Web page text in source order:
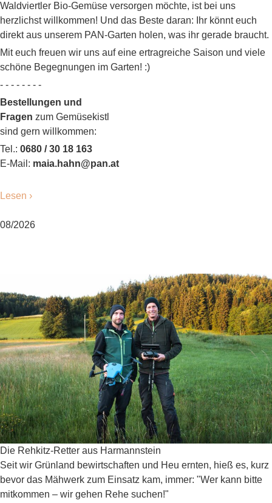
Waldviertler Bio-Gemüse versorgen möchte, ist bei uns
herzlichst willkommen! Und das Beste daran: Ihr könnt euch
direkt aus unserem PAN-Garten holen, was ihr gerade braucht.
Mit euch freuen wir uns auf eine ertragreiche Saison und viele
schöne Begegnungen im Garten! :)
- - - - - - - -
Bestellungen und
Fragen zum Gemüsekistl
sind gern willkommen:
Tel.: 0680 / 30 18 163
E-Mail: maia.hahn@pan.at
Lesen ›
08/2026
Die Rehkitz-Retter aus Harmannstein
Seit wir Grünland bewirtschaften und Heu ernten, hieß es, kurz
bevor das Mähwerk zum Einsatz kam, immer: "Wer kann bitte
mitkommen – wir gehen Rehe suchen!"